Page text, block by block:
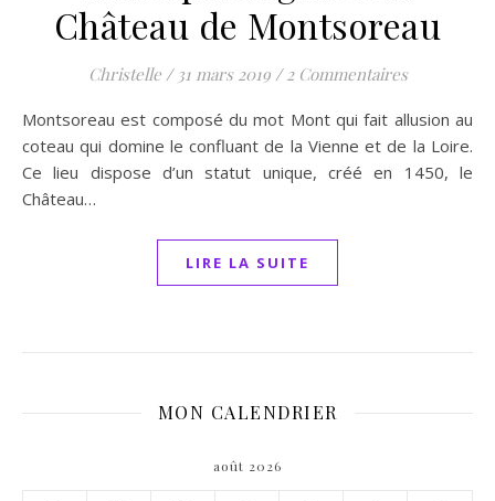
Château de Montsoreau
Christelle / 31 mars 2019 / 2 Commentaires
Montsoreau est composé du mot Mont qui fait allusion au
coteau qui domine le confluant de la Vienne et de la Loire.
Ce lieu dispose d’un statut unique, créé en 1450, le
Château…
LIRE LA SUITE
MON CALENDRIER
août 2026